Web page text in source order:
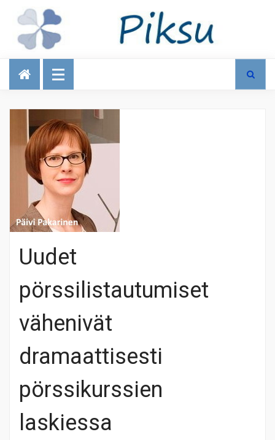
Talous
Uudet
pörssilistautumiset
vähenivät
dramaattisesti
pörssikurssien
laskiessa